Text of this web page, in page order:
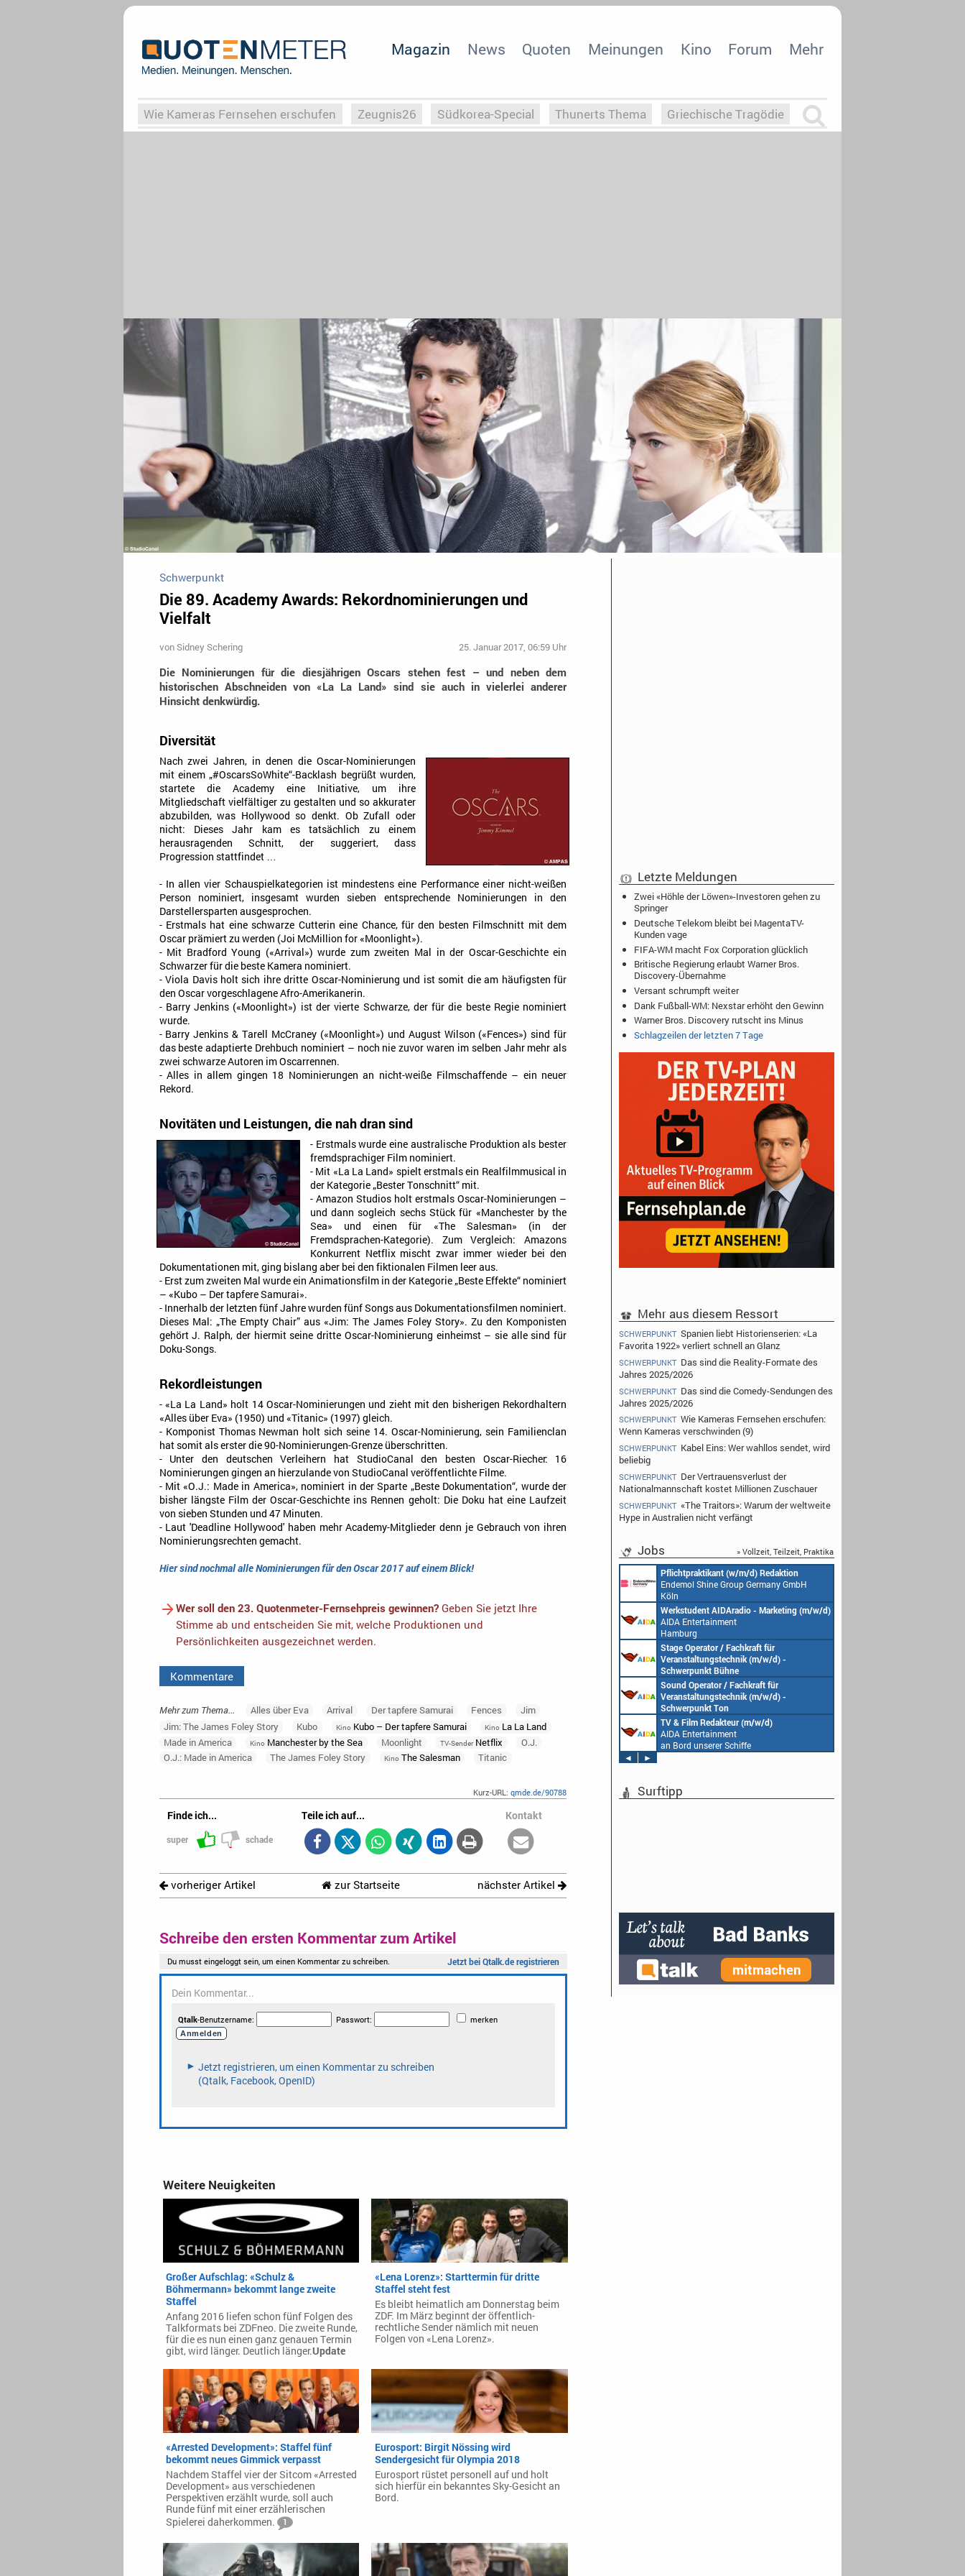
Magazin News Quoten Meinungen Kino Forum Mehr
Wie Kameras Fernsehen erschufen Zeugnis26 Südkorea-Special Thunerts Thema Griechische Tragödie
Schwerpunkt
Die 89. Academy Awards: Rekordnominierungen und
Vielfalt
vonSidney Schering 25. Januar 2017, 06:59 Uhr
Die Nominierungen für die diesjährigen Oscars stehen fest – und neben dem
historischen Abschneiden von «La La Land» sind sie auch in vielerlei anderer
Hinsicht denkwürdig.
Diversität
Nach zwei Jahren, in denen die Oscar-Nominierungen
mit einem „#OscarsSoWhite“-Backlash begrüßt wurden,
startete die Academy eine Initiative, um ihre
Mitgliedschaft vielfältiger zu gestalten und so akkurater
abzubilden, was Hollywood so denkt. Ob Zufall oder
nicht: Dieses Jahr kam es tatsächlich zu einem
herausragenden Schnitt, der suggeriert, dass
Progression stattfindet …
- In allen vier Schauspielkategorien ist mindestens eine Performance einer nicht-weißen
Person nominiert, insgesamt wurden sieben entsprechende Nominierungen in den
Darstellersparten ausgesprochen.
- Erstmals hat eine schwarze Cutterin eine Chance, für den besten Filmschnitt mit dem
Oscar prämiert zu werden (Joi McMillion for «Moonlight»).
- Mit Bradford Young («Arrival») wurde zum zweiten Mal in der Oscar-Geschichte ein
Schwarzer für die beste Kamera nominiert.
- Viola Davis holt sich ihre dritte Oscar-Nominierung und ist somit die am häufigsten für
den Oscar vorgeschlagene Afro-Amerikanerin.
- Barry Jenkins («Moonlight») ist der vierte Schwarze, der für die beste Regie nominiert
wurde.
- Barry Jenkins & Tarell McCraney («Moonlight») und August Wilson («Fences») sind für
das beste adaptierte Drehbuch nominiert – noch nie zuvor waren im selben Jahr mehr als
zwei schwarze Autoren im Oscarrennen.
- Alles in allem gingen 18 Nominierungen an nicht-weiße Filmschaffende – ein neuer
Rekord.
Novitäten und Leistungen, die nah dran sind
- Erstmals wurde eine australische Produktion als bester
fremdsprachiger Film nominiert.
- Mit «La La Land» spielt erstmals ein Realfilmmusical in
der Kategorie „Bester Tonschnitt“ mit.
- Amazon Studios holt erstmals Oscar-Nominierungen –
und dann sogleich sechs Stück für «Manchester by the
Sea» und einen für «The Salesman» (in der
Fremdsprachen-Kategorie). Zum Vergleich: Amazons
Konkurrent Netflix mischt zwar immer wieder bei den
Dokumentationen mit, ging bislang aber bei den fiktionalen Filmen leer aus.
- Erst zum zweiten Mal wurde ein Animationsfilm in der Kategorie „Beste Effekte“ nominiert
– «Kubo – Der tapfere Samurai».
- Innerhalb der letzten fünf Jahre wurden fünf Songs aus Dokumentationsfilmen nominiert.
Dieses Mal: „The Empty Chair” aus «Jim: The James Foley Story». Zu den Komponisten
gehört J. Ralph, der hiermit seine dritte Oscar-Nominierung einheimst – sie alle sind für
Doku-Songs.
Rekordleistungen
- «La La Land» holt 14 Oscar-Nominierungen und zieht mit den bisherigen Rekordhaltern
«Alles über Eva» (1950) und «Titanic» (1997) gleich.
- Komponist Thomas Newman holt sich seine 14. Oscar-Nominierung, sein Familienclan
hat somit als erster die 90-Nominierungen-Grenze überschritten.
- Unter den deutschen Verleihern hat StudioCanal den besten Oscar-Riecher: 16
Nominierungen gingen an hierzulande von StudioCanal veröffentlichte Filme.
- Mit «O.J.: Made in America», nominiert in der Sparte „Beste Dokumentation“, wurde der
bisher längste Film der Oscar-Geschichte ins Rennen geholt: Die Doku hat eine Laufzeit
von sieben Stunden und 47 Minuten.
- Laut 'Deadline Hollywood' haben mehr Academy-Mitglieder denn je Gebrauch von ihren
Nominierungsrechten gemacht.
Hier sind nochmal alle Nominierungen für den Oscar 2017 auf einem Blick!
Wer soll den 23. Quotenmeter-Fernsehpreis gewinnen?Geben Sie jetzt Ihre
Stimme ab und entscheiden Sie mit, welche Produktionen und
Persönlichkeiten ausgezeichnet werden.
Kommentare
Mehr zum Thema... Alles über Eva Arrival Der tapfere Samurai Fences
Jim
Jim: The James Foley Story
Kubo KinoKubo – Der tapfere Samurai Kino La La Land
Made in America
Kino Manchester by the Sea Moonlight TV-SenderNetflix
O.J.
O.J.: Made in America
The James Foley Story KinoThe Salesman Titanic
Kurz-URL:qmde.de/90788
Finde ich...
super schade
Teile ich auf... Kontakt
vorheriger Artikel zur Startseite nächster Artikel
Schreibe den ersten Kommentar zum Artikel
Weitere Neuigkeiten
Großer Aufschlag: «Schulz &
Böhmermann» bekommt lange zweite
Staffel
Anfang 2016 liefen schon fünf Folgen des
Talkformats bei ZDFneo. Die zweite Runde,
für die es nun einen ganz genauen Termin
gibt, wird länger. Deutlich länger.Update
«Lena Lorenz»: Starttermin für dritte
Staffel steht fest
Es bleibt heimatlich am Donnerstag beim
ZDF. Im März beginnt der öffentlich-
rechtliche Sender nämlich mit neuen
Folgen von «Lena Lorenz».
«Arrested Development»: Staffel fünf
bekommt neues Gimmick verpasst
Nachdem Staffel vier der Sitcom «Arrested
Development» aus verschiedenen
Perspektiven erzählt wurde, soll auch
Runde fünf mit einer erzählerischen
Spielerei daherkommen.
1
Eurosport: Birgit Nössing wird
Sendergesicht für Olympia 2018
Eurosport rüstet personell auf und holt
sich hierfür ein bekanntes Sky-Gesicht an
Bord.
Letzte Meldungen
Zwei «Höhle der Löwen»-Investoren gehen zu
Springer
Deutsche Telekom bleibt bei MagentaTV-
Kunden vage
FIFA-WM macht Fox Corporation glücklich
Britische Regierung erlaubt Warner Bros.
Discovery-Übernahme
Versant schrumpft weiter
Dank Fußball-WM: Nexstar erhöht den Gewinn
Warner Bros. Discovery rutscht ins Minus
Schlagzeilen der letzten 7 Tage
Mehr aus diesem Ressort
SCHWERPUNKT Spanien liebt Historienserien: «La
Favorita 1922» verliert schnell an Glanz
SCHWERPUNKT Das sind die Reality-Formate des
Jahres 2025/2026
SCHWERPUNKT Das sind die Comedy-Sendungen des
Jahres 2025/2026
SCHWERPUNKT Wie Kameras Fernsehen erschufen:
Wenn Kameras verschwinden (9)
SCHWERPUNKT Kabel Eins: Wer wahllos sendet, wird
beliebig
SCHWERPUNKT Der Vertrauensverlust der
Nationalmannschaft kostet Millionen Zuschauer
SCHWERPUNKT «The Traitors»: Warum der weltweite
Hype in Australien nicht verfängt
Jobs » Vollzeit, Teilzeit, Praktika
Pflichtpraktikant (w/m/d) Redaktion
Endemol Shine Group Germany GmbH
Köln
Werkstudent AIDAradio - Marketing (m/w/d)
AIDA Entertainment
Hamburg
Stage Operator / Fachkraft für
Veranstaltungstechnik (m/w/d) -
Schwerpunkt Bühne
AIDA Entertainment
an Bord unserer Schiffe
Sound Operator / Fachkraft für
Veranstaltungstechnik (m/w/d) -
Schwerpunkt Ton
AIDA Entertainment
an Bord unserer Schiffe
TV & Film Redakteur (m/w/d)
AIDA Entertainment
an Bord unserer Schiffe
◄
►
Surftipp